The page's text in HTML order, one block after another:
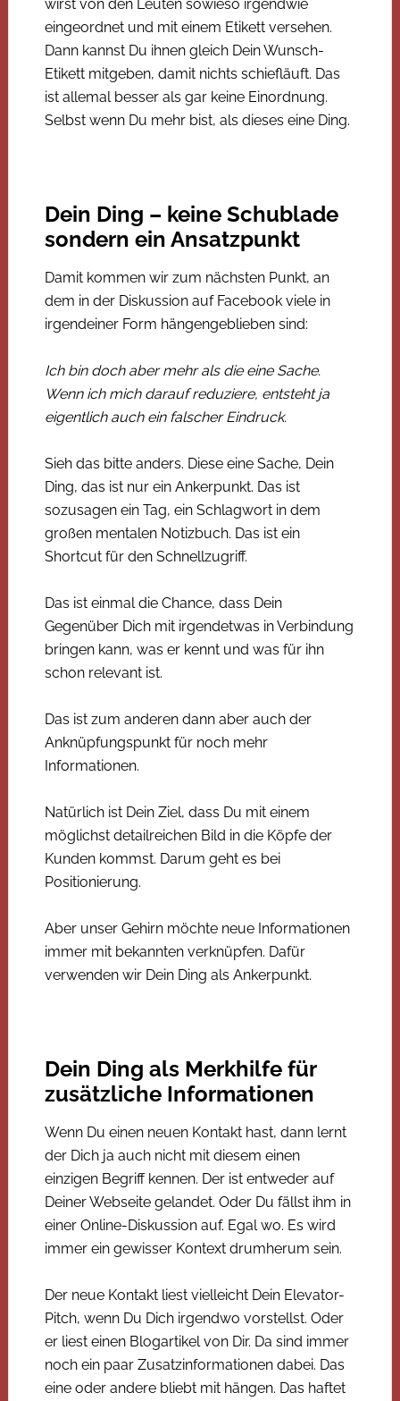
wirst von den Leuten sowieso irgendwie
eingeordnet und mit einem Etikett versehen.
Dann kannst Du ihnen gleich Dein Wunsch-
Etikett mitgeben, damit nichts schiefläuft. Das
ist allemal besser als gar keine Einordnung.
Selbst wenn Du mehr bist, als dieses eine Ding.
Dein Ding – keine Schublade
sondern ein Ansatzpunkt
Damit kommen wir zum nächsten Punkt, an
dem in der Diskussion auf Facebook viele in
irgendeiner Form hängengeblieben sind:
Ich bin doch aber mehr als die eine Sache.
Wenn ich mich darauf reduziere, entsteht ja
eigentlich auch ein falscher Eindruck.
Sieh das bitte anders. Diese eine Sache, Dein
Ding, das ist nur ein Ankerpunkt. Das ist
sozusagen ein Tag, ein Schlagwort in dem
großen mentalen Notizbuch. Das ist ein
Shortcut für den Schnellzugriff.
Das ist einmal die Chance, dass Dein
Gegenüber Dich mit irgendetwas in Verbindung
bringen kann, was er kennt und was für ihn
schon relevant ist.
Das ist zum anderen dann aber auch der
Anknüpfungspunkt für noch mehr
Informationen.
Natürlich ist Dein Ziel, dass Du mit einem
möglichst detailreichen Bild in die Köpfe der
Kunden kommst. Darum geht es bei
Positionierung.
Aber unser Gehirn möchte neue Informationen
immer mit bekannten verknüpfen. Dafür
verwenden wir Dein Ding als Ankerpunkt.
Dein Ding als Merkhilfe für
zusätzliche Informationen
Wenn Du einen neuen Kontakt hast, dann lernt
der Dich ja auch nicht mit diesem einen
einzigen Begriff kennen. Der ist entweder auf
Deiner Webseite gelandet. Oder Du fällst ihm in
einer Online-Diskussion auf. Egal wo. Es wird
immer ein gewisser Kontext drumherum sein.
Der neue Kontakt liest vielleicht Dein Elevator-
Pitch, wenn Du Dich irgendwo vorstellst. Oder
er liest einen Blogartikel von Dir. Da sind immer
noch ein paar Zusatzinformationen dabei. Das
eine oder andere bliebt mit hängen. Das haftet